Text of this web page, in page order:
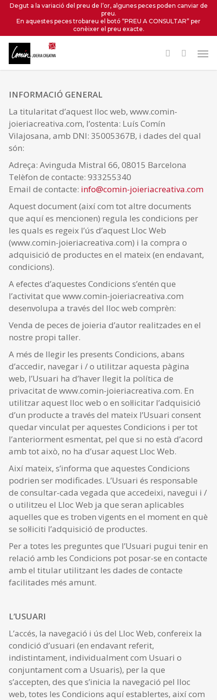
Skip
content
Degut a la variació del preu de l’or, algunes peces poden canviar de
preu.
En aquestes peces trobareu el botó “PREU A CONSULTAR” per
conèixer el preu exacte.
CONDICIONS DE VENDA
INFORMACIÓ GENERAL
La titularitat d’aquest lloc web, www.comin-
joieriacreativa.com, l’ostenta: Luís Comín
Vilajosana, amb DNI: 35005367B, i dades del qual
són:
Adreça: Avinguda Mistral 66, 08015 Barcelona
Telèfon de contacte: 933255340
Email de contacte: info@comin-joieriacreativa.com
Aquest document (així com tot altre documents
que aquí es mencionen) regula les condicions per
les quals es regeix l’ús d’aquest Lloc Web
(www.comin-joieriacreativa.com) i la compra o
adquisició de productes en el mateix (en endavant,
condicions).
A efectes d’aquestes Condicions s’entén que
l’activitat que www.comin-joieriacreativa.com
desenvolupa a través del lloc web comprèn:
Venda de peces de joieria d’autor realitzades en el
nostre propi taller.
A més de llegir les presents Condicions, abans
d’accedir, navegar i / o utilitzar aquesta pàgina
web, l’Usuari ha d’haver llegit la política de
privacitat de www.comin-joieriacreativa.com. En
utilitzar aquest lloc web o en sol·licitar l’adquisició
d’un producte a través del mateix l’Usuari consent
quedar vinculat per aquestes Condicions i per tot
l’anteriorment esmentat, pel que si no està d’acord
amb tot això, no ha d’usar aquest Lloc Web.
Així mateix, s’informa que aquestes Condicions
podrien ser modificades. L’Usuari és responsable
de consultar-cada vegada que accedeixi, navegui i /
o utilitzeu el Lloc Web ja que seran aplicables
aquelles que es troben vigents en el moment en què
se sol·liciti l’adquisició de productes.
Per a totes les preguntes que l’Usuari pugui tenir en
relació amb les Condicions pot posar-se en contacte
amb el titular utilitzant les dades de contacte
facilitades més amunt.
L’USUARI
L’accés, la navegació i ús del Lloc Web, confereix la
condició d’usuari (en endavant referit,
indistintament, individualment com Usuari o
conjuntament com a Usuaris), per la que
s’accepten, des que s’inicia la navegació pel lloc
web, totes les Condicions aquí establertes, així com